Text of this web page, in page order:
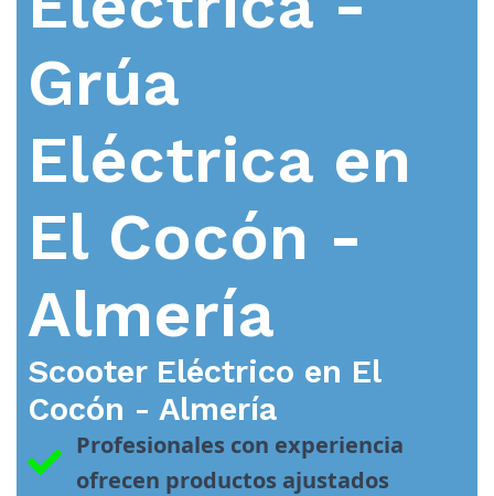
Grúa
Eléctrica en
El Cocón -
Almería
Scooter Eléctrico en El
Cocón - Almería
Profesionales con experiencia
ofrecen productos ajustados